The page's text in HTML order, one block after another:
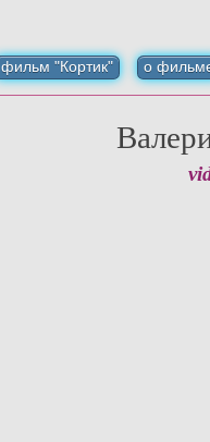
фильм "Кортик" о